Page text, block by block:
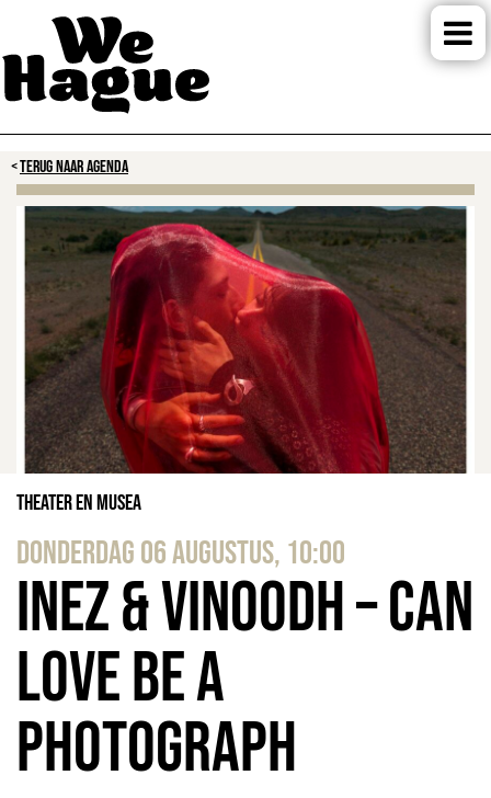
TERUG NAAR AGENDA
Theater en Musea
donderdag 06 augustus, 10:00
Inez & Vinoodh – Can
Love Be a
Photograph